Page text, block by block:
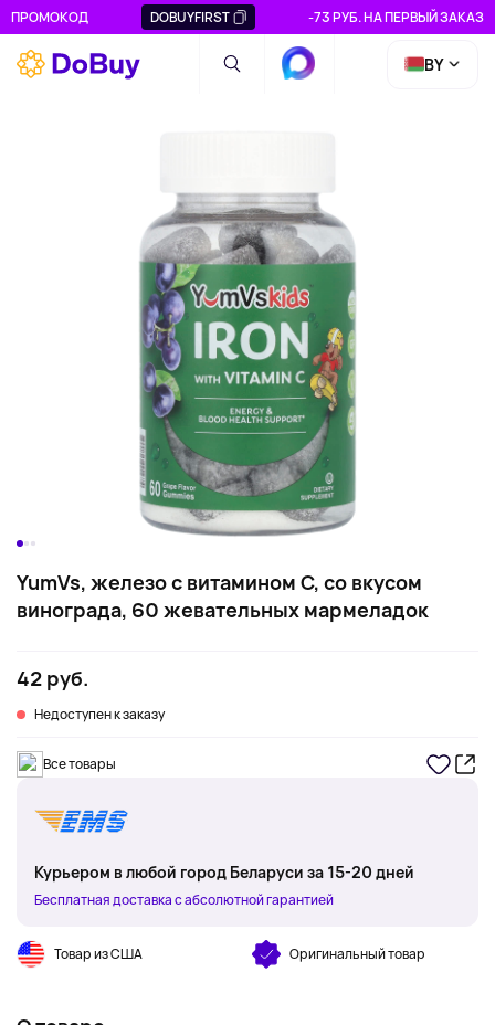
ПРОМОКОД DOBUYFIRST -73 РУБ. НА ПЕРВЫЙ ЗАКАЗ
BY
YumVs, железо с витамином C, со вкусом
винограда, 60 жевательных мармеладок
42 руб.
Недоступен к заказу
Все товары
Курьером в любой город Беларуси за 15-20 дней
Бесплатная доставка с абсолютной гарантией
Товар из США Оригинальный товар